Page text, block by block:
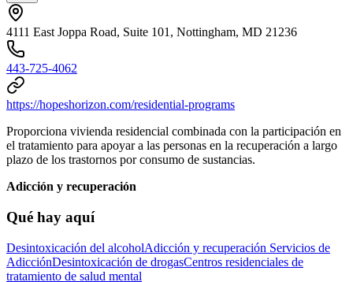
4111 East Joppa Road, Suite 101, Nottingham, MD 21236
443-725-4062
https://hopeshorizon.com/residential-programs
Proporciona vivienda residencial combinada con la participación en
el tratamiento para apoyar a las personas en la recuperación a largo
plazo de los trastornos por consumo de sustancias.
Adicción y recuperación
Qué hay aquí
Desintoxicación del alcoholAdicción y recuperación Servicios de
AdicciónDesintoxicación de drogasCentros residenciales de
tratamiento de salud mental